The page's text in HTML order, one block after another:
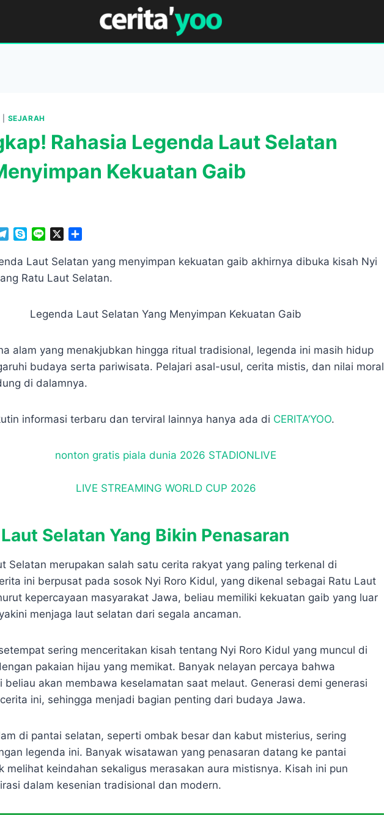
SEJARAH
Rahasia Legenda Laut Selatan
Kekuatan Gaib
l
e
g
y
p
n
e
a
r
Laut Selatan yang menyimpan kekuatan gaib akhirnya dibuka kisah Nyi
Ratu Laut Selatan.
alam yang menakjubkan hingga ritual tradisional, legenda ini masih hidup
budaya serta pariwisata. Pelajari asal-usul, cerita mistis, dan nilai moral
di dalamnya.
informasi terbaru dan terviral lainnya hanya ada di CERITA’YOO.
Selatan Yang Bikin Penasaran
Selatan merupakan salah satu cerita rakyat yang paling terkenal di
ini berpusat pada sosok Nyi Roro Kidul, yang dikenal sebagai Ratu Laut
kepercayaan masyarakat Jawa, beliau memiliki kekuatan gaib yang luar
menjaga laut selatan dari segala ancaman.
sering menceritakan kisah tentang Nyi Roro Kidul yang muncul di
pakaian hijau yang memikat. Banyak nelayan percaya bahwa
beliau akan membawa keselamatan saat melaut. Generasi demi generasi
ini, sehingga menjadi bagian penting dari budaya Jawa.
di pantai selatan, seperti ombak besar dan kabut misterius, sering
legenda ini. Banyak wisatawan yang penasaran datang ke pantai
melihat keindahan sekaligus merasakan aura mistisnya. Kisah ini pun
dalam kesenian tradisional dan modern.